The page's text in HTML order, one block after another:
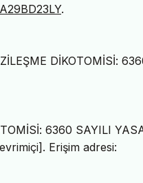
.
DİKOTOMİSİ:
6360 SAYILI
Erişim adresi: